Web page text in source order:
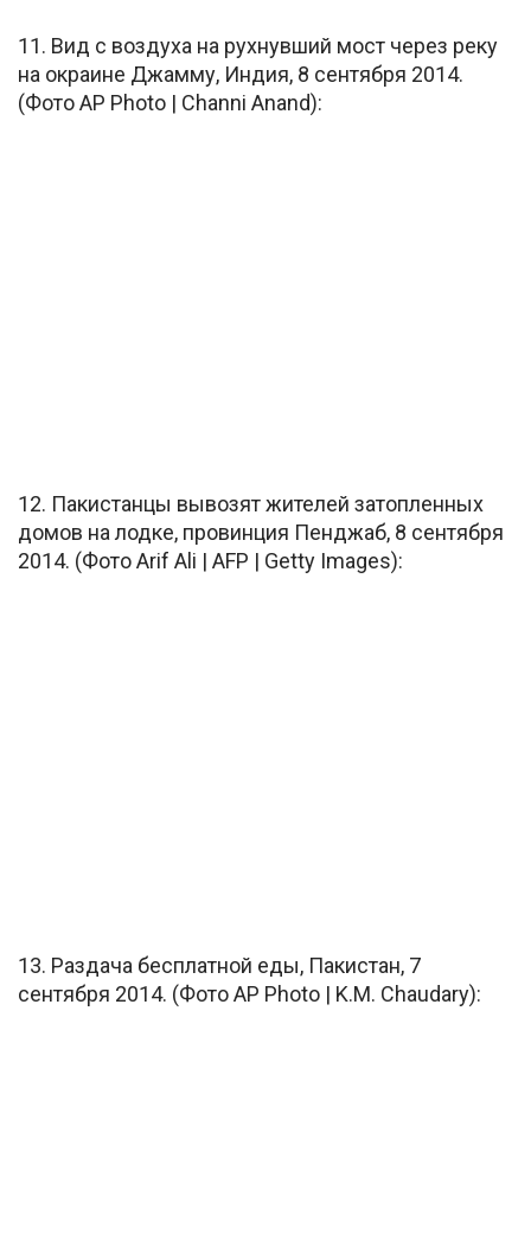
11. Вид с воздуха на рухнувший мост через реку
на окраине Джамму, Индия, 8 сентября 2014.
(Фото AP Photo | Channi Anand):
12. Пакистанцы вывозят жителей затопленных
домов на лодке, провинция Пенджаб, 8 сентября
2014. (Фото Arif Ali | AFP | Getty Images):
13. Раздача бесплатной еды, Пакистан, 7
сентября 2014. (Фото AP Photo | K.M. Chaudary):